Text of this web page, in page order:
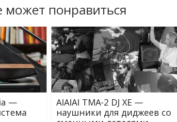
может понравиться
—
AIAIAI TMA-2 DJ XE —
наушники для диджеев со